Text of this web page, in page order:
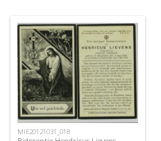
MIE20121031_018